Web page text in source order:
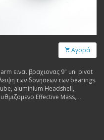
Αγορά
ειναι βραχιονας 9" uni pivot
των δονησεων των bearings.
aluminium Headshell,
Effective Mass,
κλπ. Εσωτερικη καλωδιωση